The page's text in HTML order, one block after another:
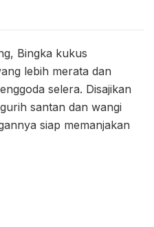
Bingka kukus
lebih merata dan
selera. Disajikan
santan dan wangi
siap memanjakan